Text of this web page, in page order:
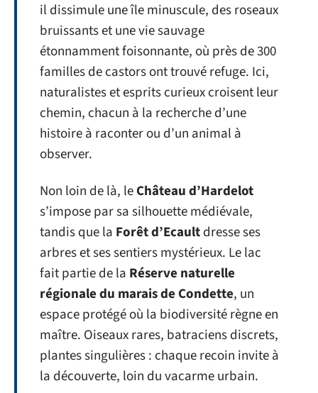
il dissimule une île minuscule, des roseaux
bruissants et une vie sauvage
étonnamment foisonnante, où près de 300
familles de castors ont trouvé refuge. Ici,
naturalistes et esprits curieux croisent leur
chemin, chacun à la recherche d’une
histoire à raconter ou d’un animal à
observer.
Non loin de là, leChâteau d’Hardelot
s’impose par sa silhouette médiévale,
tandis que la Forêt d’Ecaultdresse ses
arbres et ses sentiers mystérieux. Le lac
fait partie de la Réserve naturelle
régionale du marais de Condette, un
espace protégé où la biodiversité règne en
maître. Oiseaux rares, batraciens discrets,
plantes singulières : chaque recoin invite à
la découverte, loin du vacarme urbain.